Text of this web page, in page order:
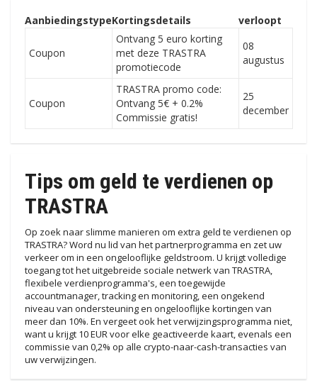
AanbiedingstypeKortingsdetails verloopt
Coupon
Ontvang 5 euro korting
met deze TRASTRA
promotiecode
08
augustus
Coupon
TRASTRA promo code:
Ontvang 5€ + 0.2%
Commissie gratis!
25
december
Tips om geld te verdienen op
TRASTRA
Op zoek naar slimme manieren om extra geld te verdienen op
TRASTRA? Word nu lid van het partnerprogramma en zet uw
verkeer om in een ongelooflijke geldstroom. U krijgt volledige
toegang tot het uitgebreide sociale netwerk van TRASTRA,
flexibele verdienprogramma's, een toegewijde
accountmanager, tracking en monitoring, een ongekend
niveau van ondersteuning en ongelooflijke kortingen van
meer dan 10%. En vergeet ook het verwijzingsprogramma niet,
want u krijgt 10 EUR voor elke geactiveerde kaart, evenals een
commissie van 0,2% op alle crypto-naar-cash-transacties van
uw verwijzingen.